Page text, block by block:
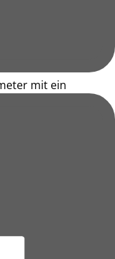
mit ein